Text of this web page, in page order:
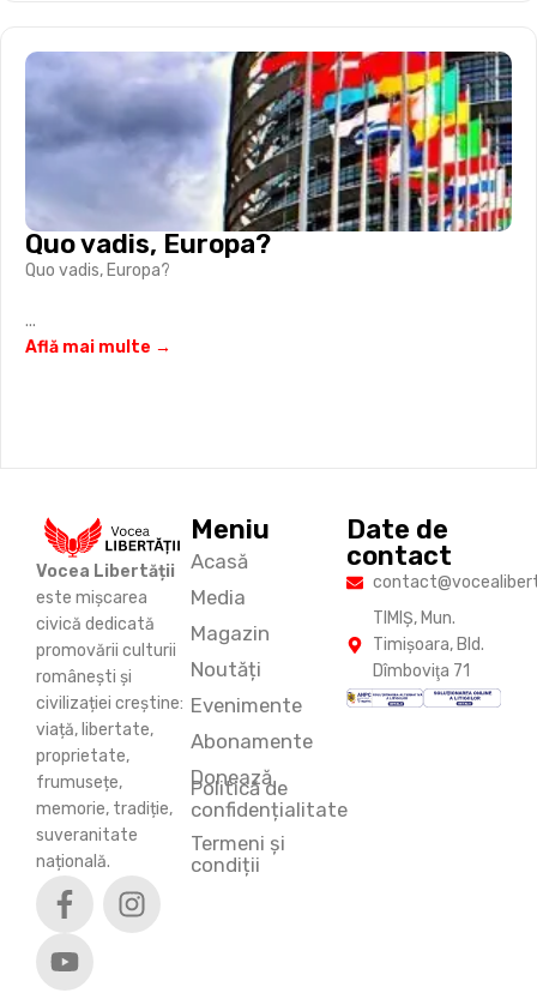
Quo vadis, Europa?
Quo vadis, Europa?
...
Află mai multe →
Vocea Libertății
este mișcarea
civică dedicată
promovării culturii
românești și
civilizației creștine:
viață, libertate,
proprietate,
frumusețe,
memorie, tradiție,
suveranitate
națională.
Meniu
Acasă
Media
Magazin
Noutăți
Evenimente
Abonamente
Donează
Politică de
confidențialitate
Termeni și
condiții
Date de
contact
TIMIŞ, Mun.
Timişoara, Bld.
Dîmboviţa 71